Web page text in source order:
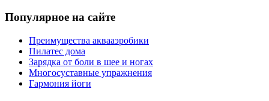
Популярное на сайте
Преимущества аквааэробики
Пилатес дома
Зарядка от боли в шее и ногах
Многосуставные упражнения
Гармония йоги